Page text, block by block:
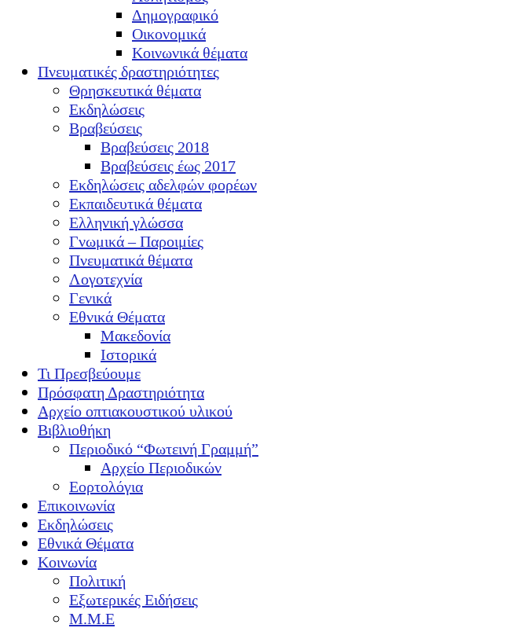
Δημογραφικό
Οικονομικά
Κοινωνικά θέματα
Πνευματικές δραστηριότητες
Θρησκευτικά θέματα
Εκδηλώσεις
Βραβεύσεις
Βραβεύσεις 2018
Βραβεύσεις έως 2017
Εκδηλώσεις αδελφών φορέων
Εκπαιδευτικά θέματα
Ελληνική γλώσσα
Γνωμικά – Παροιμίες
Πνευματικά θέματα
Λογοτεχνία
Γενικά
Εθνικά Θέματα
Μακεδονία
Ιστορικά
Τι Πρεσβεύουμε
Πρόσφατη Δραστηριότητα
Αρχείο οπτιακουστικού υλικού
Βιβλιοθήκη
Περιοδικό “Φωτεινή Γραμμή”
Αρχείο Περιοδικών
Εορτολόγια
Επικοινωνία
Εκδηλώσεις
Εθνικά Θέματα
Κοινωνία
Πολιτική
Εξωτερικές Ειδήσεις
Μ.Μ.Ε